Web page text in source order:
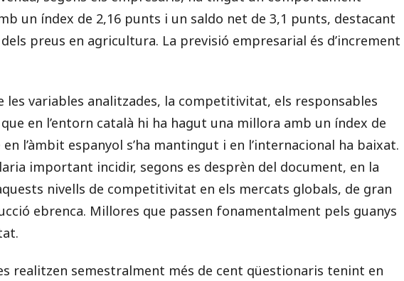
un índex de 2,16 punts i un saldo net de 3,1 punts, destacant
preus en agricultura. La previsió empresarial és d’increment
les variables analitzades, la competitivitat, els responsables
en l’entorn català hi ha hagut una millora amb un índex de
l’àmbit espanyol s’ha mantingut i en l’internacional ha baixat.
important incidir, segons es desprèn del document, en la
nivells de competitivitat en els mercats globals, de gran
ebrenca. Millores que passen fonamentalment pels guanys
realitzen semestralment més de cent qüestionaris tenint en